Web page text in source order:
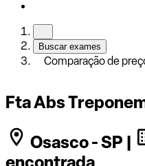
Buscar exames
Comparação de
Fta Abs
Osasco - SP |